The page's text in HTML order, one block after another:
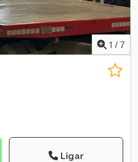
1 / 7
Ligar